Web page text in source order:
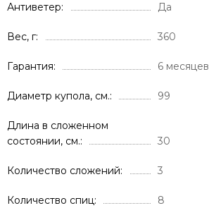
Антиветер Да
Вес, г 360
Гарантия 6 месяцев
Диаметр купола, см. 99
Длина в сложенном
состоянии, см.
30
Количество сложений 3
Количество спиц 8